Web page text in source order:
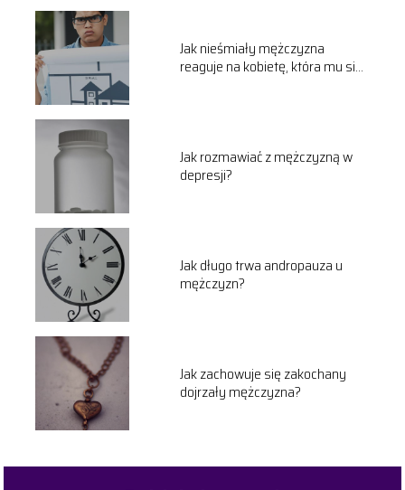
Jak nieśmiały mężczyzna
reaguje na kobietę, która mu się
Jak rozmawiać z mężczyzną w
depresji?
Jak długo trwa andropauza u
mężczyzn?
Jak zachowuje się zakochany
dojrzały mężczyzna?